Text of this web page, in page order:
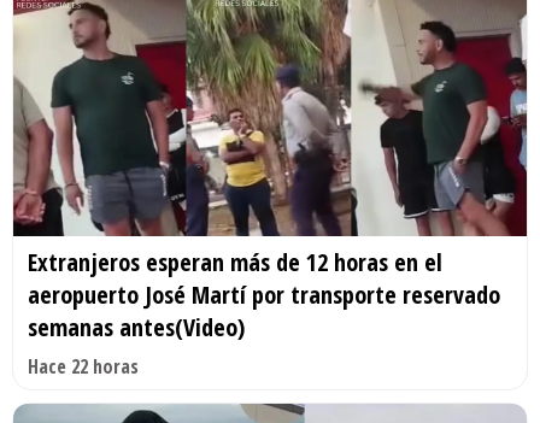
Extranjeros esperan más de 12 horas en el
aeropuerto José Martí por transporte reservado
semanas antes(Video)
Hace 22 horas